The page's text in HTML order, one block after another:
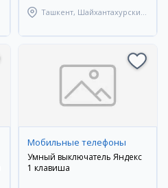
Ташкент, Шайхантахурский
Мобильные телефоны
Умный выключатель Яндекс
1 клавиша